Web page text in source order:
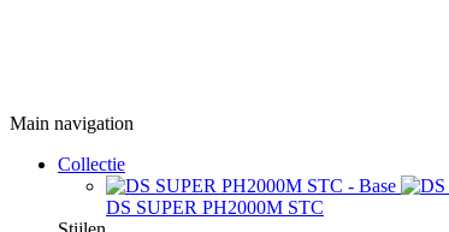
Main navigation
Collectie
DS SUPER PH2000M STC